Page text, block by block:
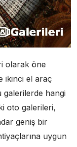
olarak öne
ikinci el araç
galerilerde hangi
oto galerileri,
geniş bir
uygun